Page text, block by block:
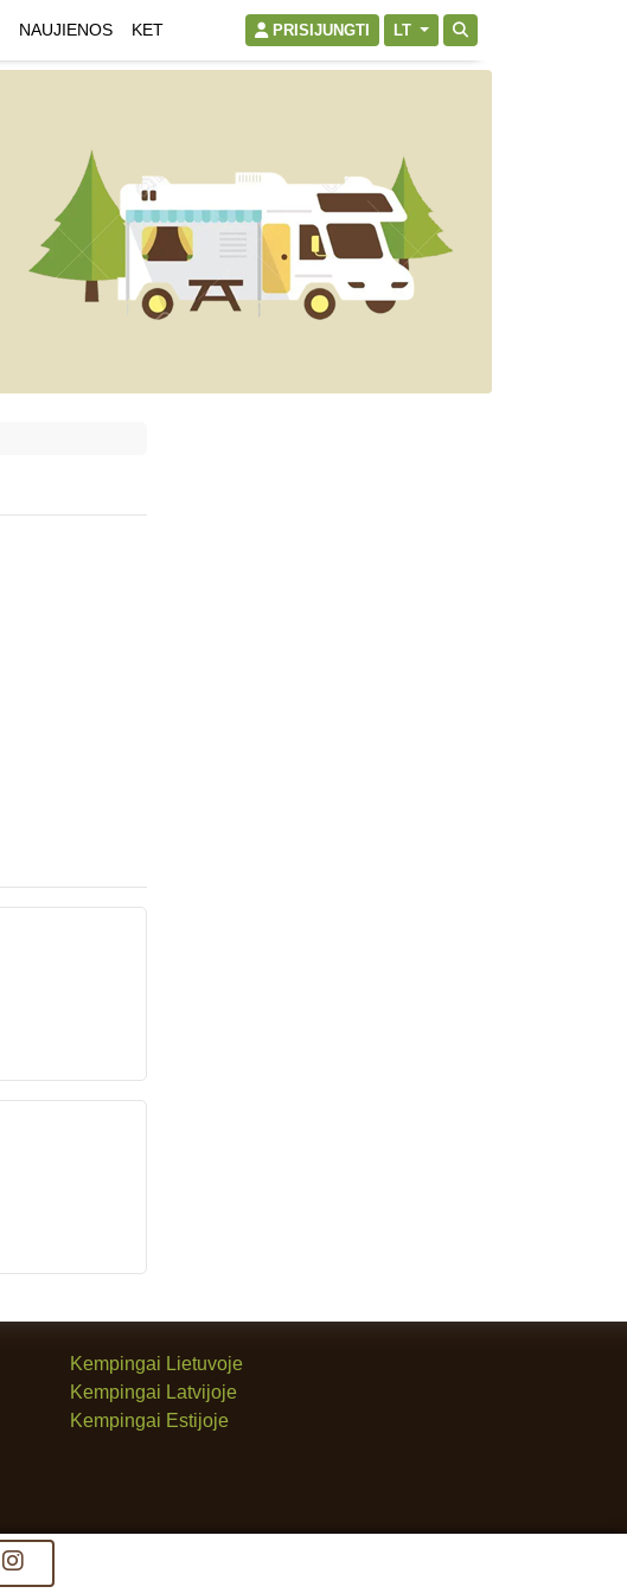
NAUJIENOS KET PRISIJUNGTI LT
Kempingai Lietuvoje
Kempingai Latvijoje
Kempingai Estijoje